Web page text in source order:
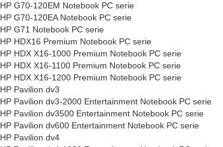
HP G70-120EM Notebook PC serie
HP G70-120EA Notebook PC serie
HP G71 Notebook PC serie
HP HDX16 Premium Notebook PC serie
HP HDX X16-1000 Premium Notebook PC serie
HP HDX X16-1100 Premium Notebook PC serie
HP HDX X16-1200 Premium Notebook PC serie
HP Pavilion dv3
HP Pavilion dv3-2000 Entertainment Notebook PC serie
HP Pavilion dv3500 Entertainment Notebook PC serie
HP Pavilion dv600 Entertainment Notebook PC serie
HP Pavilion dv4